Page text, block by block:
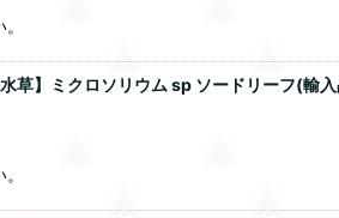
草】ミクロソリウム sp ソードリーフ(輸